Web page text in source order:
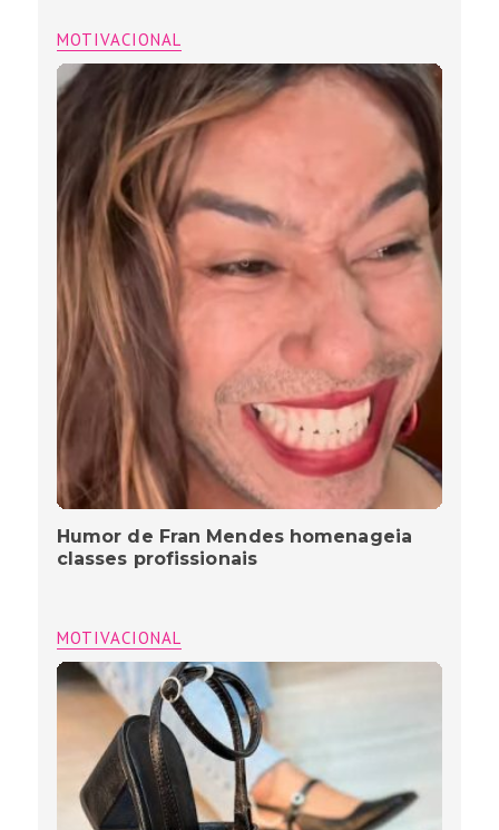
MOTIVACIONAL
Humor de Fran Mendes homenageia
classes profissionais
MOTIVACIONAL